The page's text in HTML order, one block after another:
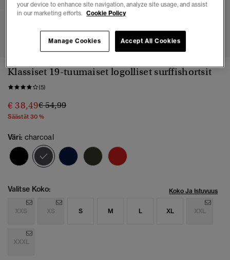
1 2 3 4 5 6
Klassiset 19-tuumaiset logolliset surffishortsit
(5)
€ 38,49Hinta alennettu hinnasta
€ 54,99hintaan
Säästät 30 %
Väri: charcoal
valittu
Valitse Koko: Koko Ja Istuvuus
XXS XS S M L XL XXL
XXXL
your device to enhance site navigation, analyze site usage, and assist
in our marketing efforts. Cookie Policy
Accept All Cookies
Manage Cookies